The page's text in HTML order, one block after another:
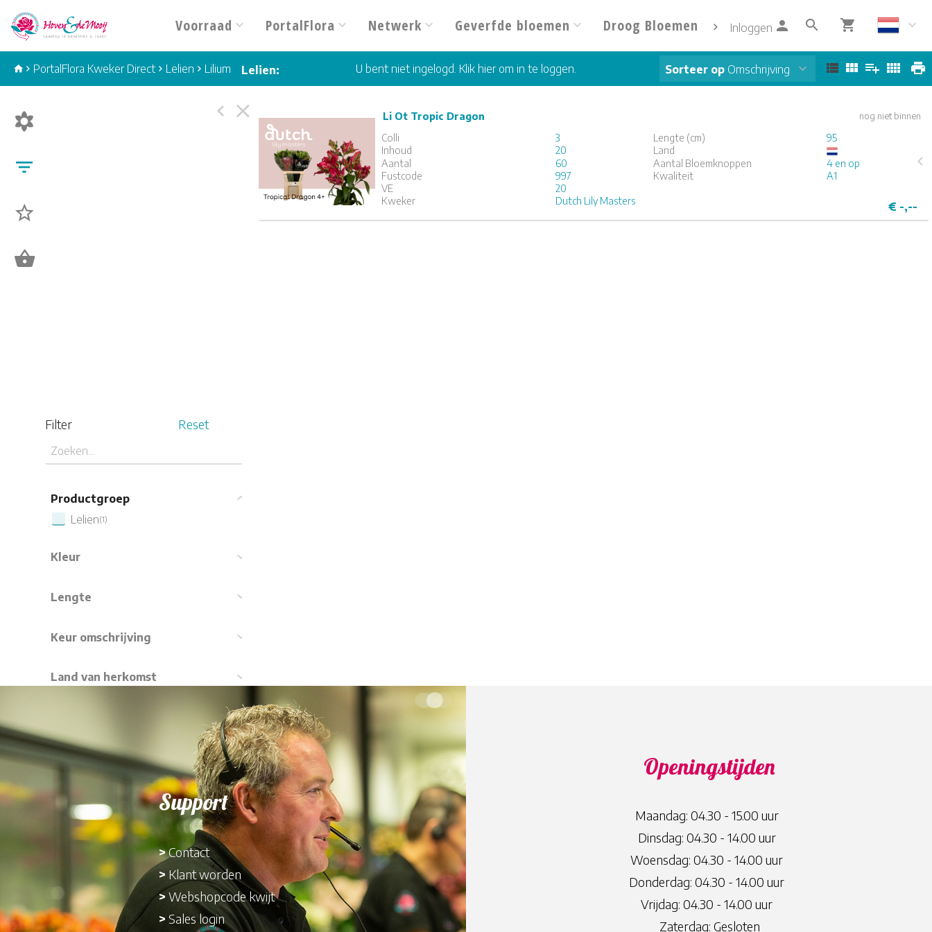
Voorraad PortalFlora Netwerk Geverfde bloemen Droog Bloemen Info Contact
Inloggen
PortalFlora Kweker Direct Lelien Lilium Lelien: U bent niet ingelogd. Klik hier om in te loggen. Sorteer op Omschrijving
Filter Reset
Productgroep
Lelien(1)
Kleur
Lengte
Keur omschrijving
Land van herkomst
nog niet binnen
Li Ot Tropic Dragon
Colli
3 Lengte (cm)
95
Inhoud
20
Land
Aantal
60 Aantal Bloemknoppen
4 en op
Fustcode
997 Kwaliteit
A1
VE
20
Kweker
Dutch Lily Masters € -,--
Li Ot Tropic Dragon
20
1 4
Support
>Contact
> Klant worden
> Webshopcode kwijt
> Sales login
Openingstijden
Maandag: 04.30 - 15.00 uur
Dinsdag: 04.30 - 14.00 uur
Woensdag: 04.30 - 14.00 uur
Donderdag: 04.30 - 14.00 uur
Vrijdag: 04.30 - 14.00 uur
Zaterdag: Gesloten